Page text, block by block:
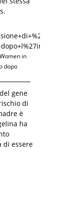
in
dopo
gene
di
è
ha
di essere